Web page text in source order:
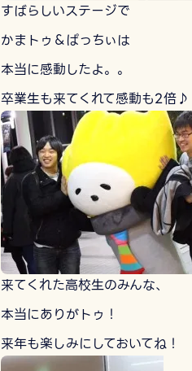
すばらしいステージで
かまトゥ＆ぱっちぃは
本当に感動したよ。。
卒業生も来てくれて感動も2倍♪
来てくれた高校生のみんな、
本当にありがトゥ！
来年も楽しみにしておいてね！